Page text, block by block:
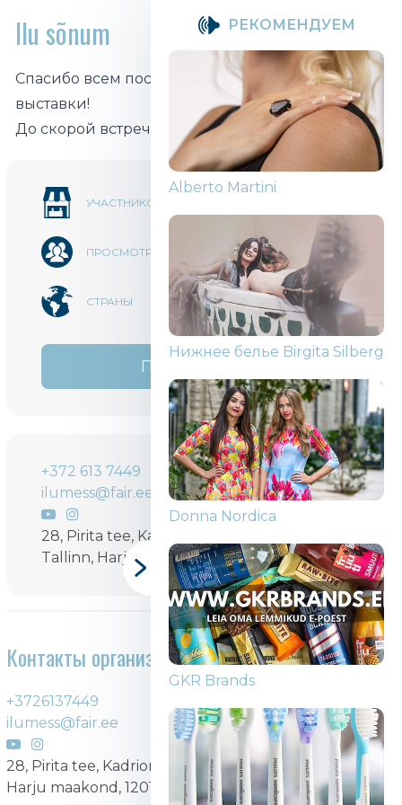
Ilu sõnum
Спасибо всем посетителям и участникам
выставки!
До скорой встречи!
УЧАСТНИКОВ
ПРОСМОТРОВ 184 859
СТРАНЫ 4
ПОДЕЛИТЬСЯ
+372 613 7449
ilumess@fair.ee
28, Pirita tee, Kadriorg, Kesklinna linnaosa,
Tallinn, Harju maakond, 12011, Eesti
Контакты организатора
+3726137449
ilumess@fair.ee
28, Pirita tee, Kadriorg, Kesklinna linnaosa, Tallinn,
Harju maakond, 12011, Eesti
PЕКОМЕНДУЕМ
Alberto Martini
Нижнее белье Birgita Silberg
Donna Nordica
GKR Brands